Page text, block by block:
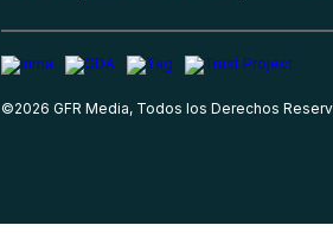
©2026 GFR Media, Todos los Derechos